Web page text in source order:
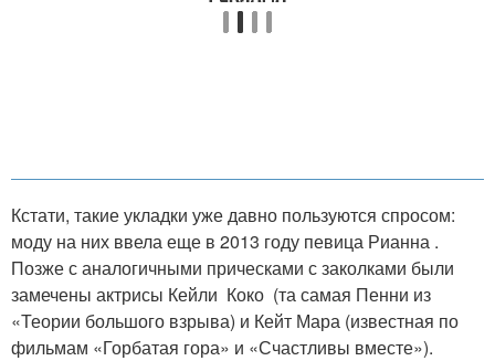
Кстати, такие укладки уже давно пользуются спросом:
моду на них ввела еще в 2013 году певица Рианна .
Позже с аналогичными прическами с заколками были
замечены актрисы Кейли Коко (та самая Пенни из
«Теории большого взрыва) и Кейт Мара (известная по
фильмам «Горбатая гора» и «Счастливы вместе»).